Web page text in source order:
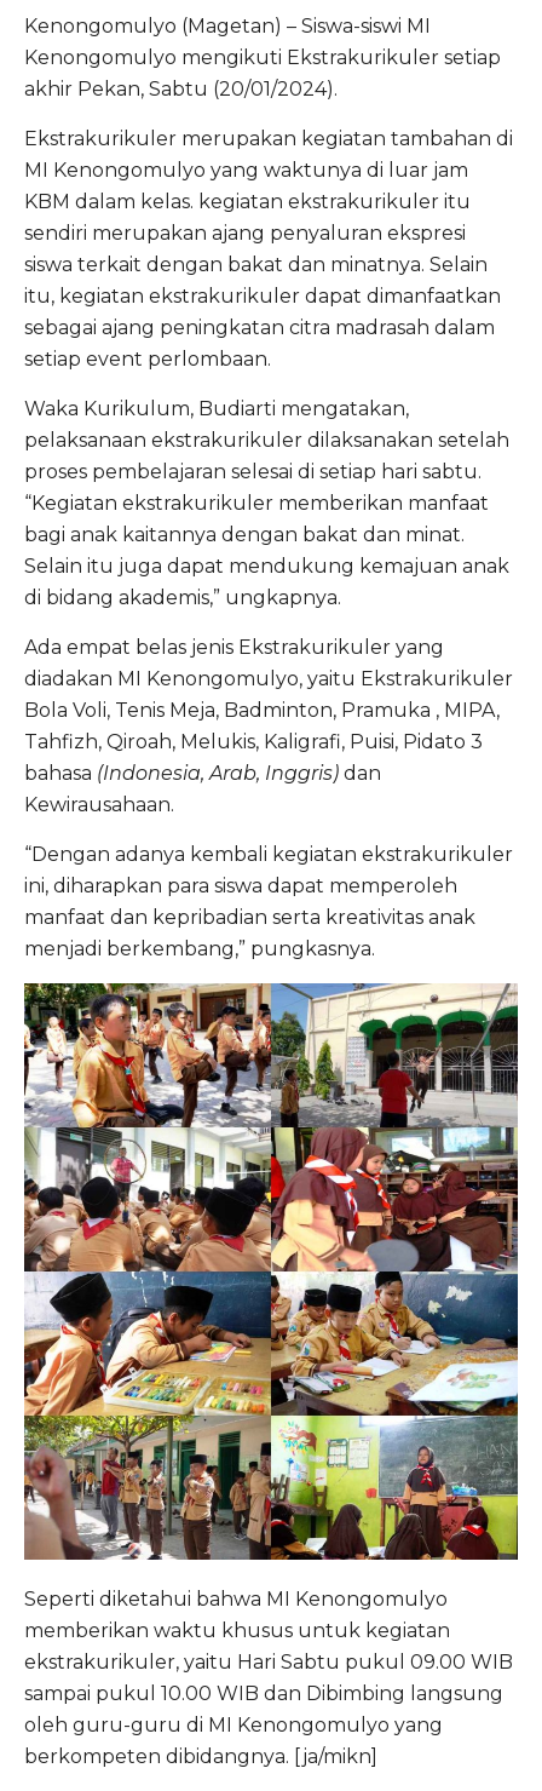
Kenongomulyo (Magetan) – Siswa-siswi MI
Kenongomulyo mengikuti Ekstrakurikuler setiap
akhir Pekan, Sabtu (20/01/2024).
Ekstrakurikuler merupakan kegiatan tambahan di
MI Kenongomulyo yang waktunya di luar jam
KBM dalam kelas. kegiatan ekstrakurikuler itu
sendiri merupakan ajang penyaluran ekspresi
siswa terkait dengan bakat dan minatnya. Selain
itu, kegiatan ekstrakurikuler dapat dimanfaatkan
sebagai ajang peningkatan citra madrasah dalam
setiap event perlombaan.
Waka Kurikulum, Budiarti mengatakan,
pelaksanaan ekstrakurikuler dilaksanakan setelah
proses pembelajaran selesai di setiap hari sabtu.
“Kegiatan ekstrakurikuler memberikan manfaat
bagi anak kaitannya dengan bakat dan minat.
Selain itu juga dapat mendukung kemajuan anak
di bidang akademis,” ungkapnya.
Ada empat belas jenis Ekstrakurikuler yang
diadakan MI Kenongomulyo, yaitu Ekstrakurikuler
Bola Voli, Tenis Meja, Badminton, Pramuka , MIPA,
Tahfizh, Qiroah, Melukis, Kaligrafi, Puisi, Pidato 3
bahasa (Indonesia, Arab, Inggris) dan
Kewirausahaan.
“Dengan adanya kembali kegiatan ekstrakurikuler
ini, diharapkan para siswa dapat memperoleh
manfaat dan kepribadian serta kreativitas anak
menjadi berkembang,” pungkasnya.
Seperti diketahui bahwa MI Kenongomulyo
memberikan waktu khusus untuk kegiatan
ekstrakurikuler, yaitu Hari Sabtu pukul 09.00 WIB
sampai pukul 10.00 WIB dan Dibimbing langsung
oleh guru-guru di MI Kenongomulyo yang
berkompeten dibidangnya. [ja/mikn]